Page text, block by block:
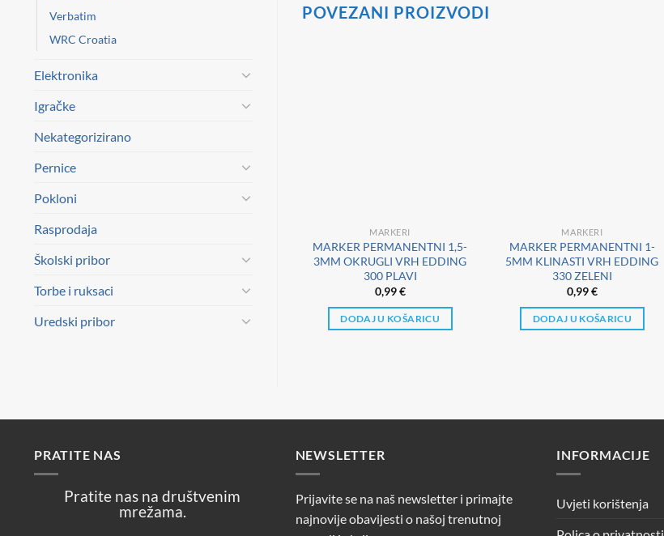
Verbatim
WRC Croatia
Elektronika
Igračke
Nekategorizirano
Pernice
Pokloni
Rasprodaja
Školski pribor
Torbe i ruksaci
Uredski pribor
POVEZANI PROIZVODI
MARKERI
MARKER PERMANENTNI 1,5-
3MM OKRUGLI VRH EDDING
300 PLAVI
0,99€
DODAJ U KOŠARICU
MARKERI
MARKER PERMANENTNI 1-
5MM KLINASTI VRH EDDING
330 ZELENI
0,99€
DODAJ U KOŠARICU
PRATITE NAS
Pratite nas na društvenim
mrežama.
NEWSLETTER
Prijavite se na naš newsletter i primajte
najnovije obavijesti o našoj trenutnoj
INFORMACIJE
Uvjeti korištenja